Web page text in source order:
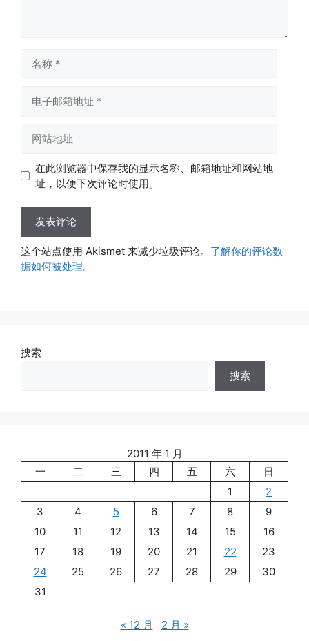
址
址
在此浏览器中保存我的显示名称、邮箱地址和网站地
址，以便下次评论时使用。
这个站点使用 Akismet 来减少垃圾评论。 了解你的评论数
据如何被处理。
搜索
搜索
2011 年 1 月
一
二 三 四 五 六
日
1
2
3
4 5 6 7 8
9
10
11 12 13 14 15
16
17
18 19 20 21 22
23
24
25 26 27 28 29
30
31
« 12 月 2 月 »